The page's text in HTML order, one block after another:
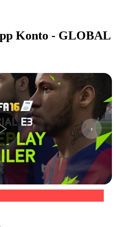
Konto - GLOBAL